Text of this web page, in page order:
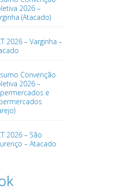
2026 –
(Atacado)
2026 – Varginha –
Convenção
2026 –
e
2026 – São
– Atacado